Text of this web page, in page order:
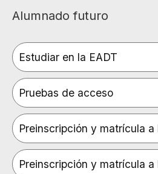
Alumnado futuro
Estudiar en la EADT
Pruebas de acceso
Preinscripción y matrícula a
Preinscripción y matrícula